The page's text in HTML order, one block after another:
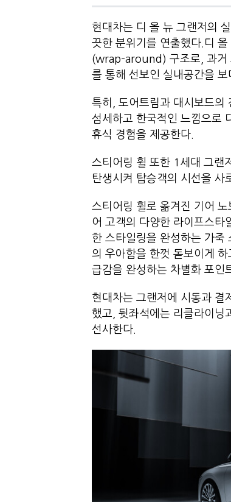
현대차는 디 올 뉴 그랜저의
끗한 분위기를 연출했다.디
(wrap-around) 구조로, 과거
를 통해 선보인 실내공간을
특히, 도어트림과 대시보드의
섬세하고 한국적인 느낌으로
휴식 경험을 제공한다.
스티어링 휠 또한 1세대 그랜
탄생시켜 탑승객의 시선을 사
스티어링 휠로 옮겨진 기어
어 고객의 다양한 라이프스타
한 스타일링을 완성하는 가죽
의 우아함을 한껏 돋보이게
급감을 완성하는 차별화 포인
현대차는 그랜저에 시동과 결
했고, 뒷좌석에는 리클라이닝
선사한다.